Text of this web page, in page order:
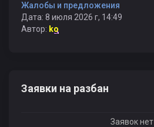
Жалобы и предложения
Дата: 8 июля 2026 г, 14:49
Автор: ko
Заявки на разбан
Заявок нет